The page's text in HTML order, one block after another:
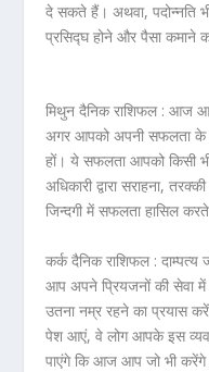
दे सकते हैं। अथवा, पदोन्नति
प्रसिद्घ होने और पैसा कमाने
मिथुन दैनिक राशिफल :आज
अगर आपको अपनी सफलता के
हों। ये सफलता आपको किसी
अधिकारी द्वारा सराहना,
जिन्दगी में सफलता हासिल
कर्क दैनिक राशिफल :
आप अपने प्रियजनों की सेवा
उतना नम्र रहने का प्रयास
पेश आएं, वे लोग आपके इस
पाएंगे कि आज आप जो भी करेंगे